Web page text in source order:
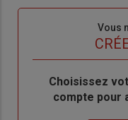
Vous
BodyChoisissez
compte pour